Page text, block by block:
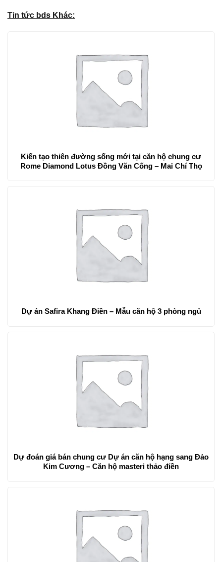
Tin tức bds Khác:
Kiến tạo thiên đường sống mới tại căn hộ chung cư
Rome Diamond Lotus Đồng Văn Cống – Mai Chí Thọ
Dự án Safira Khang Điền – Mẫu căn hộ 3 phòng ngủ
Dự đoán giá bán chung cư Dự án căn hộ hạng sang Đảo
Kim Cương – Căn hộ masteri thảo điền